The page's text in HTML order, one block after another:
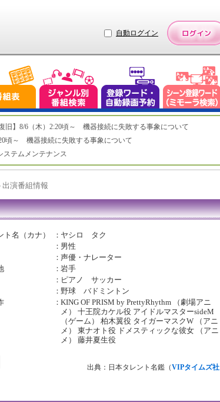
自動ログイン
旧】8/6（木）2:20頃～ 機器接続に失敗する事象について
頃～ 機器接続に失敗する事象について
ステムメンテナンス
出演番組情報
ト名（カナ） ： ヤシロ タク
： 男性
：声優・ナレーター
：岩手
： ピアノ サッカー
：野球 バドミントン
：KING OF PRISM by PrettyRhythm （劇場アニ
メ） 十王院カケル役 アイドルマスターsideM
（ゲーム） 柏木翼役 タイガーマスクW （アニ
メ） 東ナオト役 ドメスティックな彼女 （アニ
メ） 藤井夏生役
出典：日本タレント名鑑（VIPタイムズ社